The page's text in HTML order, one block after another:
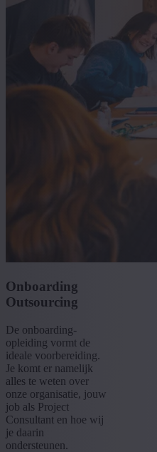
Onboarding
Outsourcing
De onboarding-
opleiding vormt de
ideale voorbereiding.
Je komt er namelijk
alles te weten over
onze organisatie, jouw
job als Project
Consultant en hoe wij
je daarin
ondersteunen.